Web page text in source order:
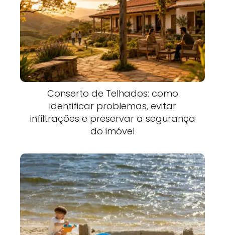
Conserto de Telhados: como
identificar problemas, evitar
infiltrações e preservar a segurança
do imóvel